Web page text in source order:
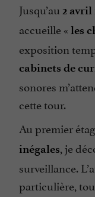
Jusqu’au 2 avril
accueille « les
exposition
cabinets de
sonores
cette tour.
Au premier
inégales, je
surveillance.
particulière,